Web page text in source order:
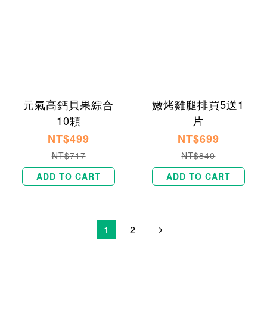
元氣高鈣貝果綜合
10顆
NT$499
NT$717
ADD TO CART
嫩烤雞腿排買5送1
片
NT$699
NT$840
ADD TO CART
1 2